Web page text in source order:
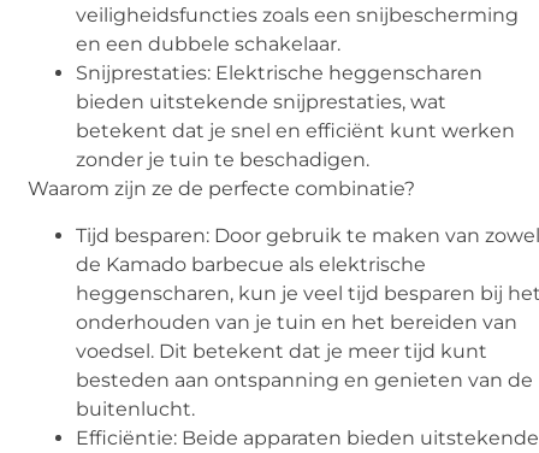
veiligheidsfuncties zoals een snijbescherming
en een dubbele schakelaar.
Snijprestaties: Elektrische heggenscharen
bieden uitstekende snijprestaties, wat
betekent dat je snel en efficiënt kunt werken
zonder je tuin te beschadigen.
Waarom zijn ze de perfecte combinatie?
Tijd besparen: Door gebruik te maken van
de Kamado barbecue als elektrische
heggenscharen, kun je veel tijd besparen bij
onderhouden van je tuin en het bereiden van
voedsel. Dit betekent dat je meer tijd kunt
besteden aan ontspanning en genieten van de
buitenlucht.
Efficiëntie: Beide apparaten bieden uitstekende